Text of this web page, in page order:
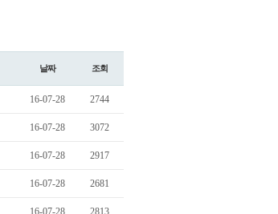
날짜 조회
16-07-28 2744
16-07-28 3072
16-07-28 2917
16-07-28 2681
16-07-28 2813